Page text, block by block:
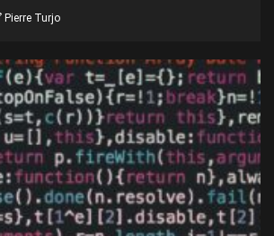
Pierre Turjo